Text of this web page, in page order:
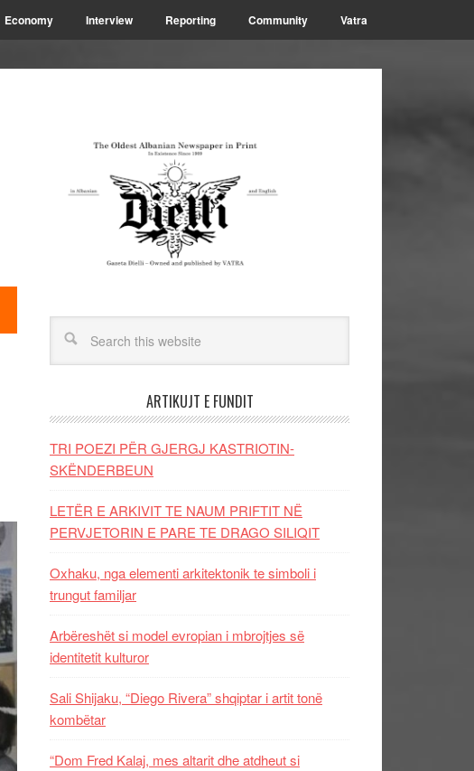
Economy Interview Reporting Community Vatra
ARTIKUJT E FUNDIT
TRI POEZI PËR GJERGJ KASTRIOTIN-
SKËNDERBEUN
LETËR E ARKIVIT TE NAUM PRIFTIT NË
PERVJETORIN E PARE TE DRAGO SILIQIT
Oxhaku, nga elementi arkitektonik te simboli i
trungut familjar
Arbëreshët si model evropian i mbrojtjes së
identitetit kulturor
Sali Shijaku, “Diego Rivera” shqiptar i artit tonë
kombëtar
“Dom Fred Kalaj, mes altarit dhe atdheut si